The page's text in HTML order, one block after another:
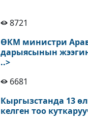
8721
ӨКМ министри
дарыясынын
..>
6681
Кыргызстанда 13